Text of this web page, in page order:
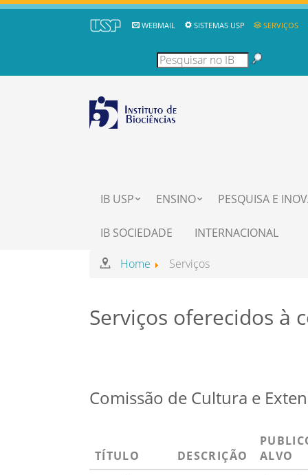
WEBMAIL SISTEMAS USP SERVIÇOS
IB USP ENSINO PESQUISA E
IB SOCIEDADE INTERNACIONAL
Home Serviços
Serviços oferecidos à
Comissão de Cultura e
TÍTULO DESCRIÇÃO
ALVO